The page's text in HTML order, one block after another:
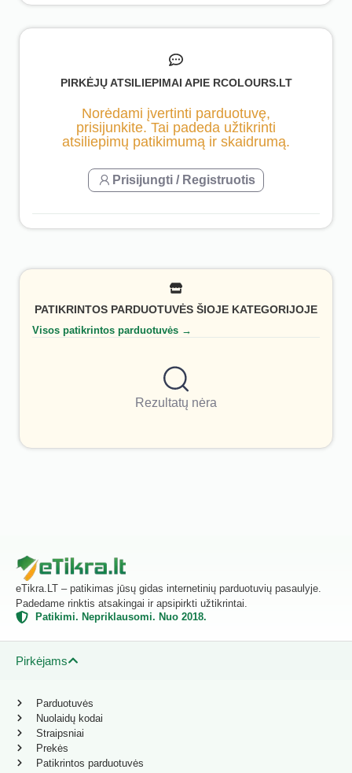
PIRKĖJŲ ATSILIEPIMAI APIE RCOLOURS.LT
Norėdami įvertinti parduotuvę,
prisijunkite. Tai padeda užtikrinti
atsiliepimų patikimumą ir skaidrumą.
Prisijungti / Registruotis
PATIKRINTOS PARDUOTUVĖS ŠIOJE KATEGORIJOJE
Visos patikrintos parduotuvės →
Rezultatų nėra
eTikra.LT – patikimas jūsų gidas internetinių parduotuvių pasaulyje.
Padedame rinktis atsakingai ir apsipirkti užtikrintai.
Patikimi. Nepriklausomi. Nuo 2018.
Pirkėjams
Parduotuvės
Nuolaidų kodai
Straipsniai
Prekės
Patikrintos parduotuvės